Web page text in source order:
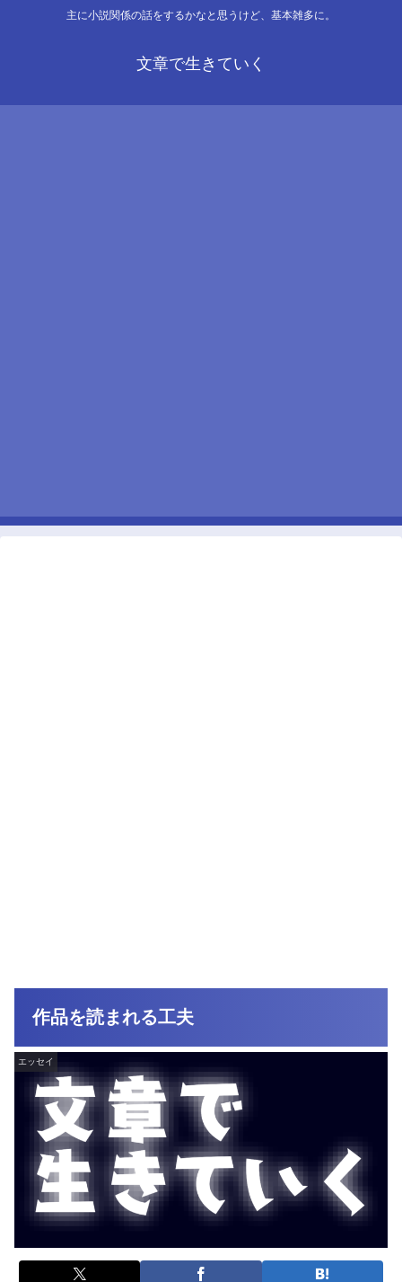
主に小説関係の話をするかなと思うけど、基本雑多に。
文章で生きていく
作品を読まれる工夫
エッセイ